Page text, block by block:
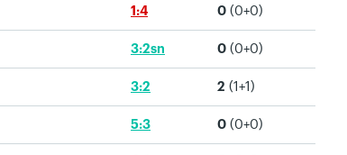
1:4 0 (0+0)
3:2sn 0 (0+0)
3:2 2 (1+1)
5:3 0 (0+0)